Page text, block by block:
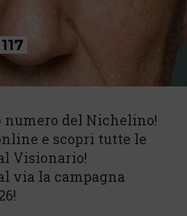
del Nichelino!
e scopri tutte le
Visionario!
via la campagna